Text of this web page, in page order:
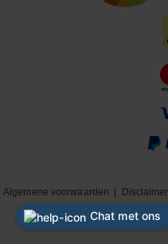
Algemene voorwaarden Disclaimer
|
Cookiebeleid